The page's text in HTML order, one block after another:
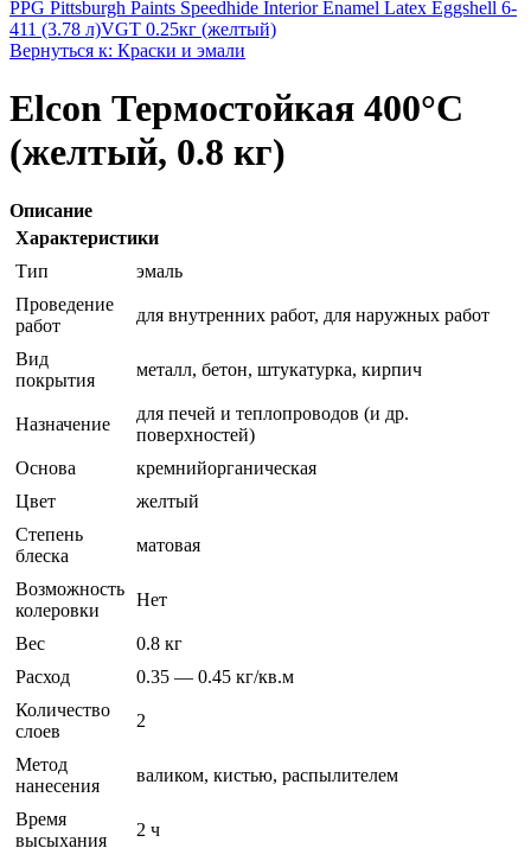
PPG Pittsburgh Paints Speedhide Interior Enamel Latex Eggshell 6-
411 (3.78 л)VGT 0.25кг (желтый)
Вернуться к: Краски и эмали
Elcon Термостойкая 400°C
(желтый, 0.8 кг)
Описание
Характеристики
Тип
эмаль
Проведение
работ
для внутренних работ, для наружных работ
Вид
покрытия
металл, бетон, штукатурка, кирпич
Назначение
для печей и теплопроводов (и др.
поверхностей)
Основа
кремнийорганическая
Цвет
желтый
Степень
блеска
матовая
Возможность
колеровки
Нет
Вес
0.8 кг
Расход
0.35 — 0.45 кг/кв.м
Количество
слоев
2
Метод
нанесения
валиком, кистью, распылителем
Время
высыхания
2 ч